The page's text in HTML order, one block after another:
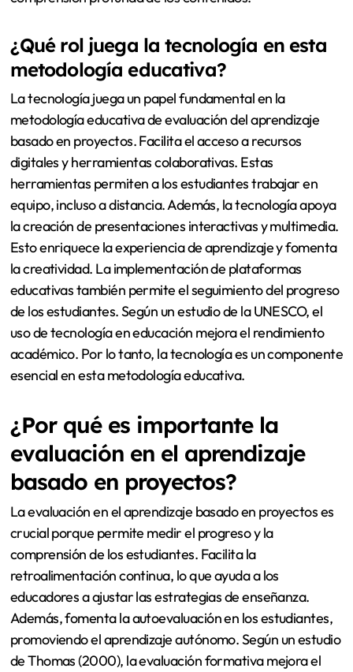
¿Qué rol juega la tecnología en esta
metodología educativa?
La tecnología juega un papel fundamental en la
metodología educativa de evaluación del aprendizaje
basado en proyectos. Facilita el acceso a recursos
digitales y herramientas colaborativas. Estas
herramientas permiten a los estudiantes trabajar en
equipo, incluso a distancia. Además, la tecnología apoya
la creación de presentaciones interactivas y multimedia.
Esto enriquece la experiencia de aprendizaje y fomenta
la creatividad. La implementación de plataformas
educativas también permite el seguimiento del progreso
de los estudiantes. Según un estudio de la UNESCO, el
uso de tecnología en educación mejora el rendimiento
académico. Por lo tanto, la tecnología es un componente
esencial en esta metodología educativa.
¿Por qué es importante la
evaluación en el aprendizaje
basado en proyectos?
La evaluación en el aprendizaje basado en proyectos es
crucial porque permite medir el progreso y la
comprensión de los estudiantes. Facilita la
retroalimentación continua, lo que ayuda a los
educadores a ajustar las estrategias de enseñanza.
Además, fomenta la autoevaluación en los estudiantes,
promoviendo el aprendizaje autónomo. Según un estudio
de Thomas (2000), la evaluación formativa mejora el